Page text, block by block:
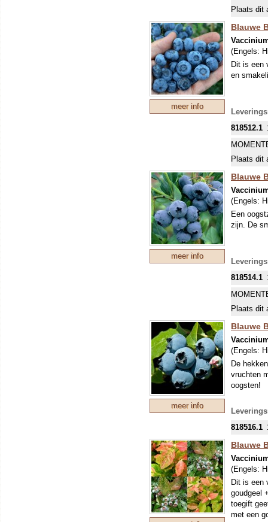
Plaats dit
meer info
Blauwe
(Engels:
Dit is een
en
818512.1
Plaats dit
meer info
Blauwe
(Engels:
Een
zijn. De
818514.1
Plaats dit
meer info
Blauwe
(Engels:
De
vruchten
oogsten!
818516.1
Blauwe
(Engels:
Dit is een
goudgeel
toegift
met een